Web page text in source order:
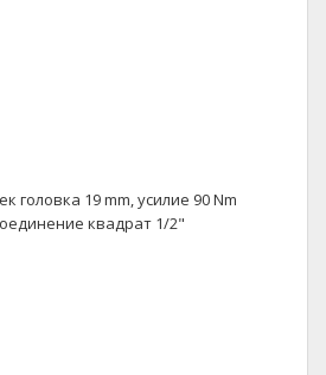
головка 19 mm, усилие 90 Nm
квадрат 1/2"